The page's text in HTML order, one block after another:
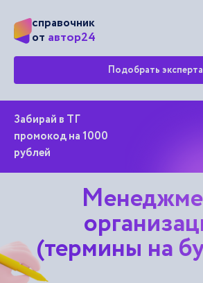
справочник
от автор24
Подобрать эксперта
Забирай в ТГ
промокод на 1000
рублей
(термины на